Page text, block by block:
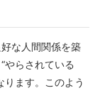
な人間関係を築
やらされている
ります。このよう